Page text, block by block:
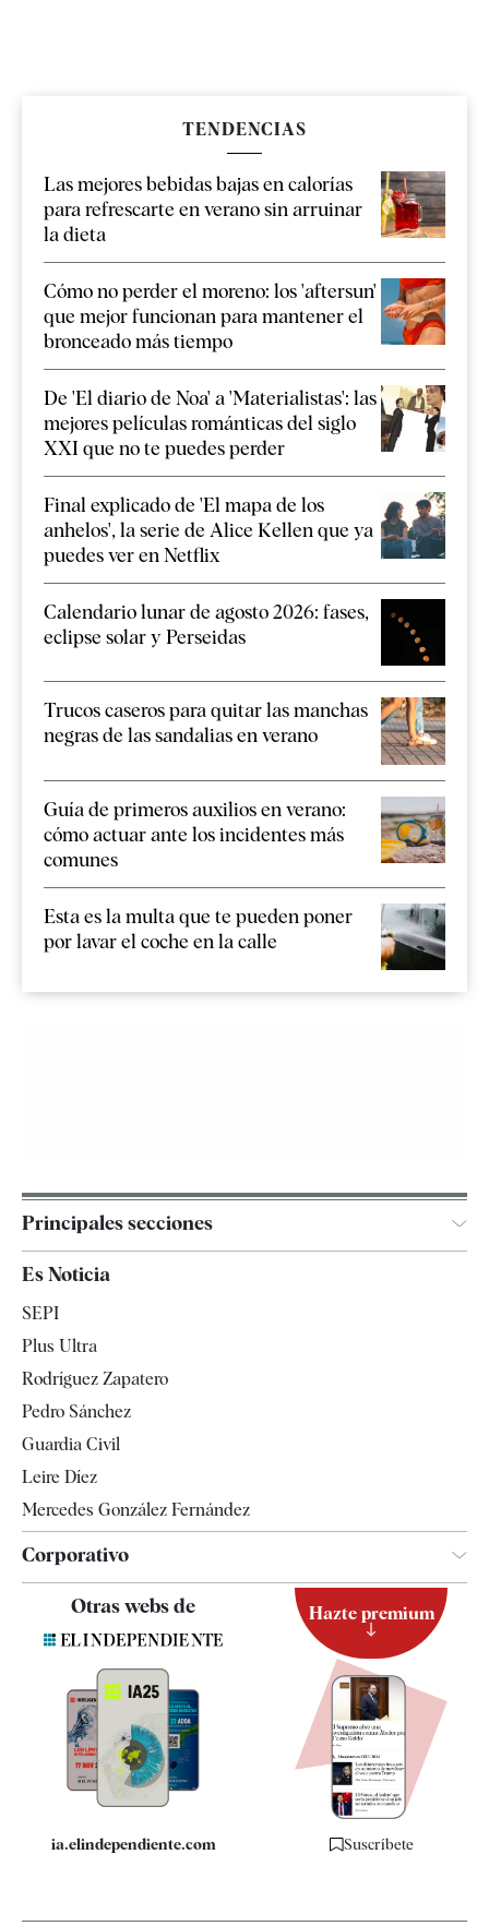
TENDENCIAS
Las mejores bebidas bajas en calorías
para refrescarte en verano sin arruinar
la dieta
Cómo no perder el moreno: los 'aftersun'
que mejor funcionan para mantener el
bronceado más tiempo
De 'El diario de Noa' a 'Materialistas': las
mejores películas románticas del siglo
XXI que no te puedes perder
Final explicado de 'El mapa de los
anhelos', la serie de Alice Kellen que ya
puedes ver en Netflix
Calendario lunar de agosto 2026: fases,
eclipse solar y Perseidas
Trucos caseros para quitar las manchas
negras de las sandalias en verano
Guía de primeros auxilios en verano:
cómo actuar ante los incidentes más
comunes
Esta es la multa que te pueden poner
por lavar el coche en la calle
Principales secciones
España
Televisión
Es Noticia
SEPI
Plus Ultra
Rodríguez Zapatero
Pedro Sánchez
Guardia Civil
Leire Díez
Mercedes González Fernández
Corporativo
Contacto
Quiénes somos
Especificaciones
Otras webs de
ia.elindependiente.com
Hazte premium
Suscríbete